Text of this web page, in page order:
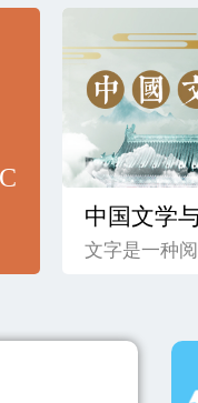
中国文学
文字是一种